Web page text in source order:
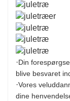
·Din
blive besvaret
·Vores
dine